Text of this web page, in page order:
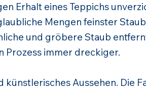
Erhalt eines Teppichs
Mengen feinster
und gröbere Staub
Prozess immer dreckiger.
Aussehen. Die